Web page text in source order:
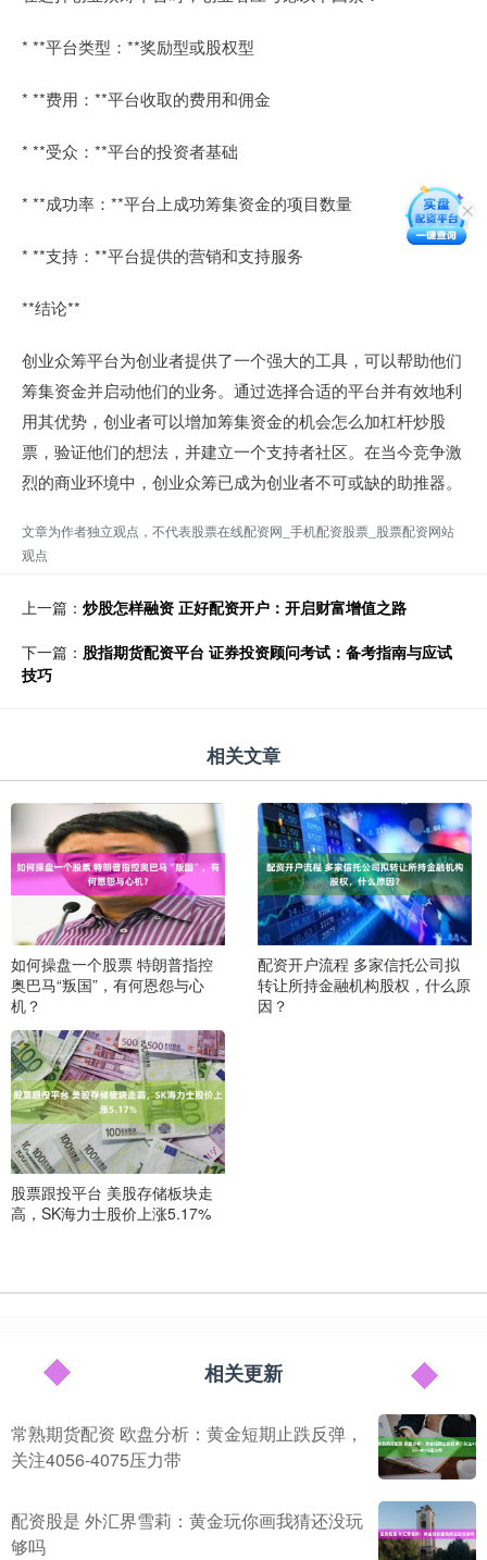
* **平台类型：**奖励型或股权型
* **费用：**平台收取的费用和佣金
* **受众：**平台的投资者基础
* **成功率：**平台上成功筹集资金的项目数量
* **支持：**平台提供的营销和支持服务
**结论**
创业众筹平台为创业者提供了一个强大的工具，可以帮助他们
筹集资金并启动他们的业务。通过选择合适的平台并有效地利
用其优势，创业者可以增加筹集资金的机会怎么加杠杆炒股
票，验证他们的想法，并建立一个支持者社区。在当今竞争激
烈的商业环境中，创业众筹已成为创业者不可或缺的助推器。
文章为作者独立观点，不代表股票在线配资网_手机配资股票_股票配资网站
观点
上一篇： 炒股怎样融资 正好配资开户：开启财富增值之路
下一篇： 股指期货配资平台 证券投资顾问考试：备考指南与应试
技巧
相关文章
如何操盘一个股票 特朗普指控
奥巴马“叛国”，有何恩怨与心
机？
配资开户流程 多家信托公司拟
转让所持金融机构股权，什么原
因？
股票跟投平台 美股存储板块走
高，SK海力士股价上涨5.17%
相关更新
常熟期货配资 欧盘分析：黄金短期止跌反弹，
关注4056-4075压力带
配资股是 外汇界雪莉：黄金玩你画我猜还没玩
够吗